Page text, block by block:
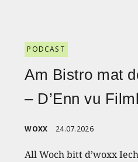
PODCAST
Am Bistro mat
– D’Enn vu
WOXX 24.07.2026
All Woch bitt d’woxx